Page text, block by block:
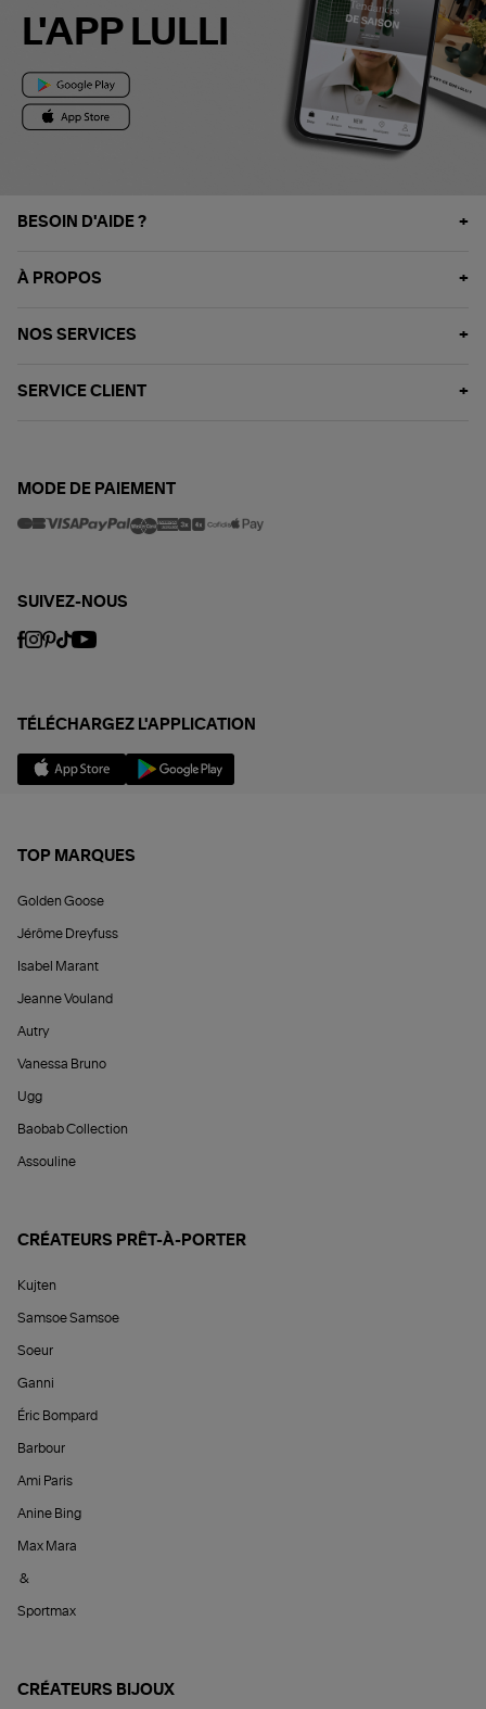
L'APP LULLI
BESOIN D'AIDE ?
À PROPOS
NOS SERVICES
SERVICE CLIENT
MODE DE PAIEMENT
SUIVEZ-NOUS
TÉLÉCHARGEZ L'APPLICATION
TOP MARQUES
Golden Goose
Jérôme Dreyfuss
Isabel Marant
Jeanne Vouland
Autry
Vanessa Bruno
Ugg
Baobab Collection
Assouline
CRÉATEURS PRÊT-À-PORTER
Kujten
Samsoe Samsoe
Soeur
Ganni
Éric Bompard
Barbour
Ami Paris
Anine Bing
Max Mara
&
Sportmax
CRÉATEURS BIJOUX